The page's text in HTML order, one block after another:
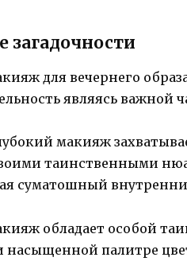
загадочности
для вечернего
являясь важной
макияж
таинственными
суматошный
обладает особой
насыщенной палитре